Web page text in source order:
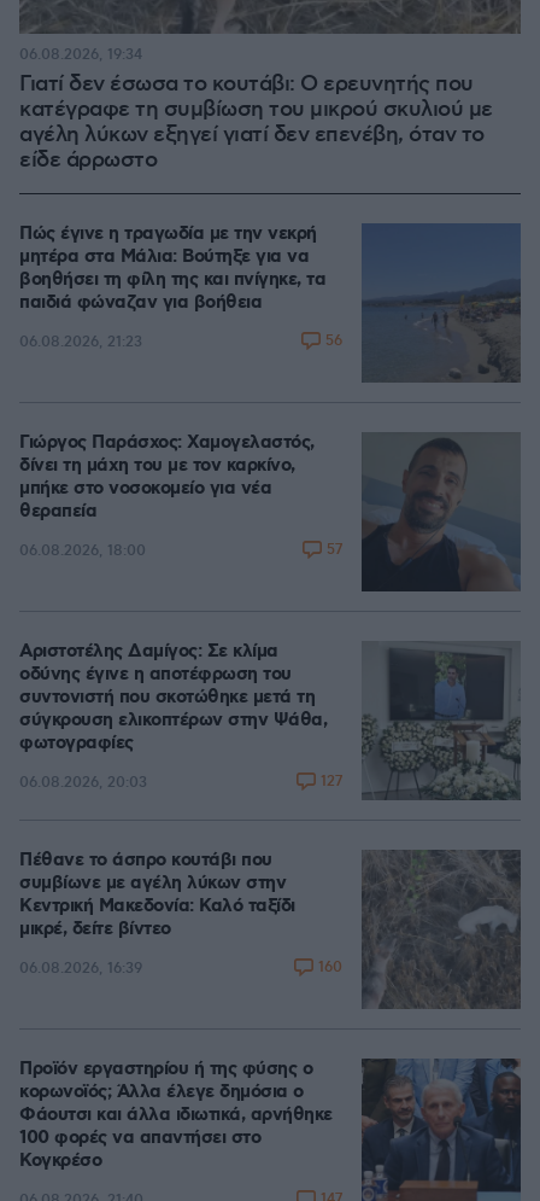
Γιατί δεν έσωσα το κουτάβι: Ο ερευνητής που
κατέγραφε τη συμβίωση του μικρού σκυλιού με
αγέλη λύκων εξηγεί γιατί δεν επενέβη, όταν το
είδε άρρωστο
06.08.2026, 19:34
Πώς έγινε η τραγωδία με την νεκρή
μητέρα στα Μάλια: Βούτηξε για να
βοηθήσει τη φίλη της και πνίγηκε, τα
παιδιά φώναζαν για βοήθεια
06.08.2026, 21:23 56
Γιώργος Παράσχος: Χαμογελαστός,
δίνει τη μάχη του με τον καρκίνο,
μπήκε στο νοσοκομείο για νέα
θεραπεία
06.08.2026, 18:00 57
Αριστοτέλης Δαμίγος: Σε κλίμα
οδύνης έγινε η αποτέφρωση του
συντονιστή που σκοτώθηκε μετά τη
σύγκρουση ελικοπτέρων στην Ψάθα,
φωτογραφίες
06.08.2026, 20:03 127
Πέθανε το άσπρο κουτάβι που
συμβίωνε με αγέλη λύκων στην
Κεντρική Μακεδονία: Καλό ταξίδι
μικρέ, δείτε βίντεο
06.08.2026, 16:39 160
Προϊόν εργαστηρίου ή της φύσης ο
κορωνοϊός; Άλλα έλεγε δημόσια ο
Φάουτσι και άλλα ιδιωτικά, αρνήθηκε
100 φορές να απαντήσει στο
Κογκρέσο